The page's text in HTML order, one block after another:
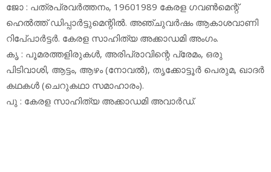
ജോ : പത്രപ്രവര്‍ത്തനം, 19601989 കേരള ഗവണ്‍മെന്റ്
ഹെല്‍ത്ത് ഡിപ്പാര്‍ട്ടുമെന്റില്‍. അഞ്ചുവര്‍ഷം ആകാശവാണി
റിപേ്പാര്‍ട്ടര്‍. കേരള സാഹിത്യ അക്കാഡമി അംഗം.
കൃ : പൂമരത്തളിരുകള്‍, അരിപ്രാവിന്റെ പ്രേമം, ഒരു
പിടിവാശി, ആട്ടം, ആഴം (നോവല്‍), തൃക്കോട്ടൂര്‍ പെരുമ, ഖാദര്‍
കഥകള്‍ (ചെറുകഥാ സമാഹാരം).
പു : കേരള സാഹിത്യ അക്കാഡമി അവാര്‍ഡ്.